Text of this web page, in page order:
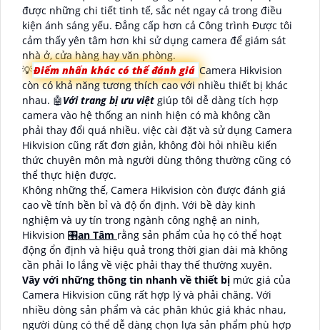
được những chi tiết tinh tế, sắc nét ngay cả trong điều
kiện ánh sáng yếu. Đẳng cấp hơn cả Công trình Được tôi
cảm thấy yên tâm hơn khi sử dụng camera để giám sát
nhà ở, cửa hàng hay văn phòng.
💡Điểm nhấn khác có thể đánh giá Camera Hikvision
còn có khả năng tương thích cao với nhiều thiết bị khác
nhau. 🤖️Với trang bị ưu việt giúp tôi dễ dàng tích hợp
camera vào hệ thống an ninh hiện có mà không cần
phải thay đổi quá nhiều. việc cài đặt và sử dụng Camera
Hikvision cũng rất đơn giản, không đòi hỏi nhiều kiến
thức chuyên môn mà người dùng thông thường cũng có
thể thực hiện được.
Không những thế, Camera Hikvision còn được đánh giá
cao về tính bền bỉ và độ ổn định. Với bề dày kinh
nghiệm và uy tín trong ngành công nghệ an ninh,
Hikvision 🎛an Tâm rằng sản phẩm của họ có thể hoạt
động ổn định và hiệu quả trong thời gian dài mà không
cần phải lo lắng về việc phải thay thế thường xuyên.
Vây với những thông tin nhanh về thiết bị mức giá của
Camera Hikvision cũng rất hợp lý và phải chăng. Với
nhiều dòng sản phẩm và các phân khúc giá khác nhau,
người dùng có thể dễ dàng chọn lựa sản phẩm phù hợp